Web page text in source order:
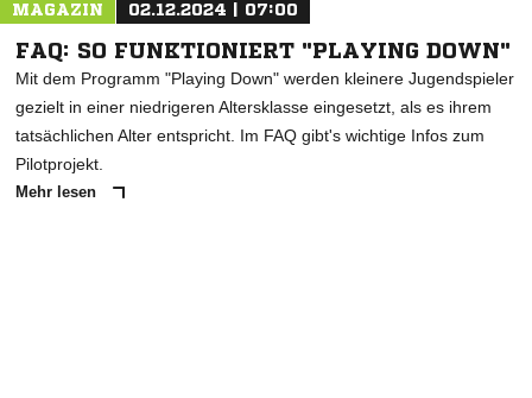
MAGAZIN 02.12.2024 | 07:00
FAQ: SO FUNKTIONIERT "PLAYING DOWN"
Mit dem Programm "Playing Down" werden kleinere Jugendspieler
gezielt in einer niedrigeren Altersklasse eingesetzt, als es ihrem
tatsächlichen Alter entspricht. Im FAQ gibt's wichtige Infos zum
Pilotprojekt.
Mehr lesen